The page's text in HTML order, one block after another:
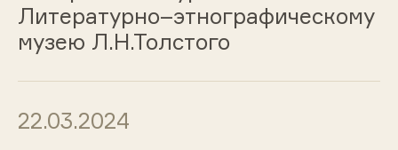
Литературно–этнографическому
музею Л.Н.Толстого
22.03.2024